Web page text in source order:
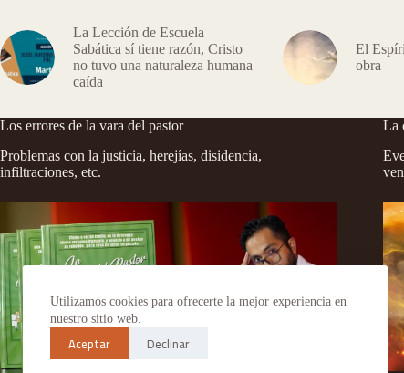
Utilizamos cookies para ofrecerte la mejor experiencia en
nuestro sitio web.
Aceptar Declinar
La Lección de Escuela
Sabática sí tiene razón, Cristo
no tuvo una naturaleza humana
caída
El
obra
Los errores de la vara del pastor
Problemas con la justicia, herejías, disidencia,
infiltraciones, etc.
La